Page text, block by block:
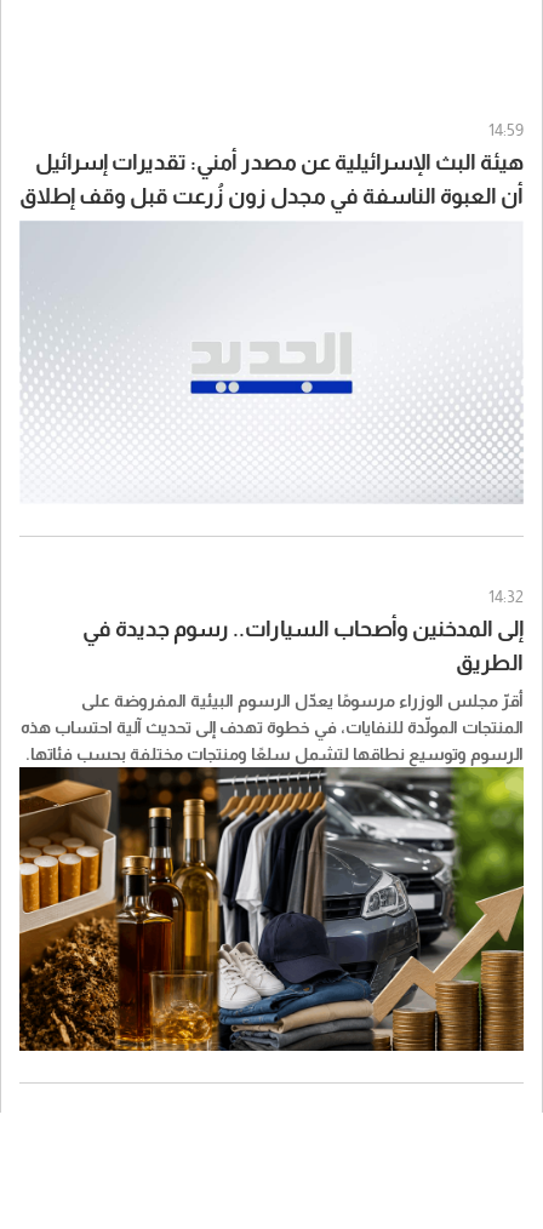
14:59
هيئة البث الإسرائيلية عن مصدر أمني: تقديرات إسرائيل
أن العبوة الناسفة في مجدل زون زُرعت قبل وقف إطلاق
14:32
إلى المدخنين وأصحاب السيارات.. رسوم جديدة في
الطريق
أقرّ مجلس الوزراء مرسومًا يعدّل الرسوم البيئية المفروضة على
المنتجات المولّدة للنفايات، في خطوة تهدف إلى تحديث آلية احتساب هذه
الرسوم وتوسيع نطاقها لتشمل سلعًا ومنتجات مختلفة بحسب فئاتها.